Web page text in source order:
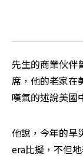
先生的商業伙伴
席，他的老家在
嘆氣的述說美國
他說，今年的旱
era比擬，不但